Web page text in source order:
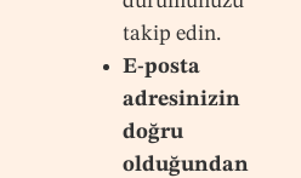
takip edin.
E-posta
adresinizin
doğru
olduğundan